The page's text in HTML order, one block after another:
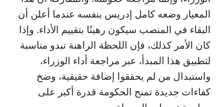
المعيار وضعه كامل إدريس بنفسه عندما أعلن أن
البقاء في المنصب سيكون رهينًا بتقييم الأداء. وإذا
كان الأمر كذلك، فإن اللحظة الراهنة تبدو مناسبة
لتطبيق هذا المبدأ، عبر مراجعة أداء الوزراء،
واستبدال من لم يحققوا إضافة حقيقية، وضخ
كفاءات جديدة تمنح الحكومة قدرة أكبر على